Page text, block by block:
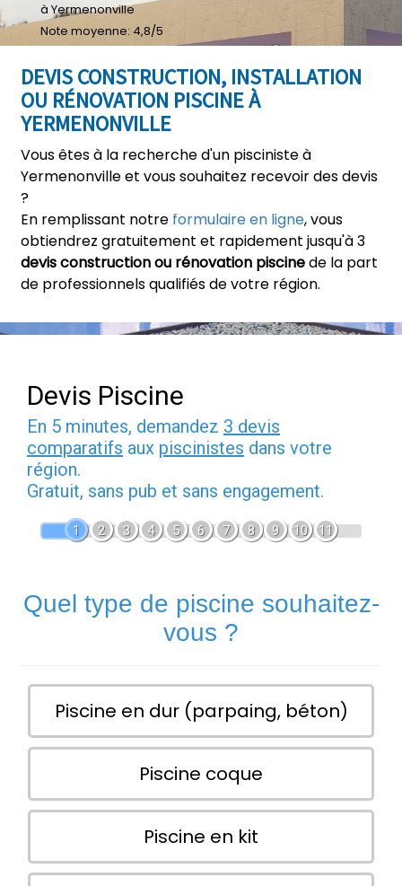
DEVIS CONSTRUCTION, INSTALLATION
OU RÉNOVATION PISCINE À
YERMENONVILLE
Vous êtes à la recherche d'un pisciniste à
Yermenonville et vous souhaitez recevoir des devis
?
En remplissant notre formulaire en ligne, vous
obtiendrez gratuitement et rapidement jusqu'à 3
devis construction ou rénovation piscinede la part
de professionnels qualifiés de votre région.
à Yermenonville
Note moyenne: 4,8/5
Devis Piscine
En 5 minutes, demandez 3 devis
comparatifs aux piscinistes dans votre
région.
Gratuit, sans pub et sans engagement.
1 2 3 4 5 6 7 8 9 10 11
Quel type de piscine souhaitez-
vous ?
Piscine en dur (parpaing, béton)
Piscine coque
Piscine en kit